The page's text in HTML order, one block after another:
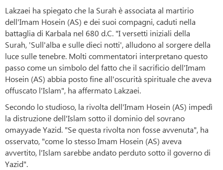
Lakzaei ha spiegato che la Surah è associata al martirio
dell'Imam Hosein (AS) e dei suoi compagni, caduti nella
battaglia di Karbala nel 680 d.C. "I versetti iniziali della
Surah, 'Sull'alba e sulle dieci notti', alludono al sorgere della
luce sulle tenebre. Molti commentatori interpretano questo
passo come un simbolo del fatto che il sacrificio dell'Imam
Hosein (AS) abbia posto fine all'oscurità spirituale che aveva
offuscato l'Islam", ha affermato Lakzaei.
Secondo lo studioso, la rivolta dell'Imam Hosein (AS) impedì
la distruzione dell'Islam sotto il dominio del sovrano
omayyade Yazid. "Se questa rivolta non fosse avvenuta", ha
osservato, "come lo stesso Imam Hosein (AS) aveva
avvertito, l'Islam sarebbe andato perduto sotto il governo di
Yazid".